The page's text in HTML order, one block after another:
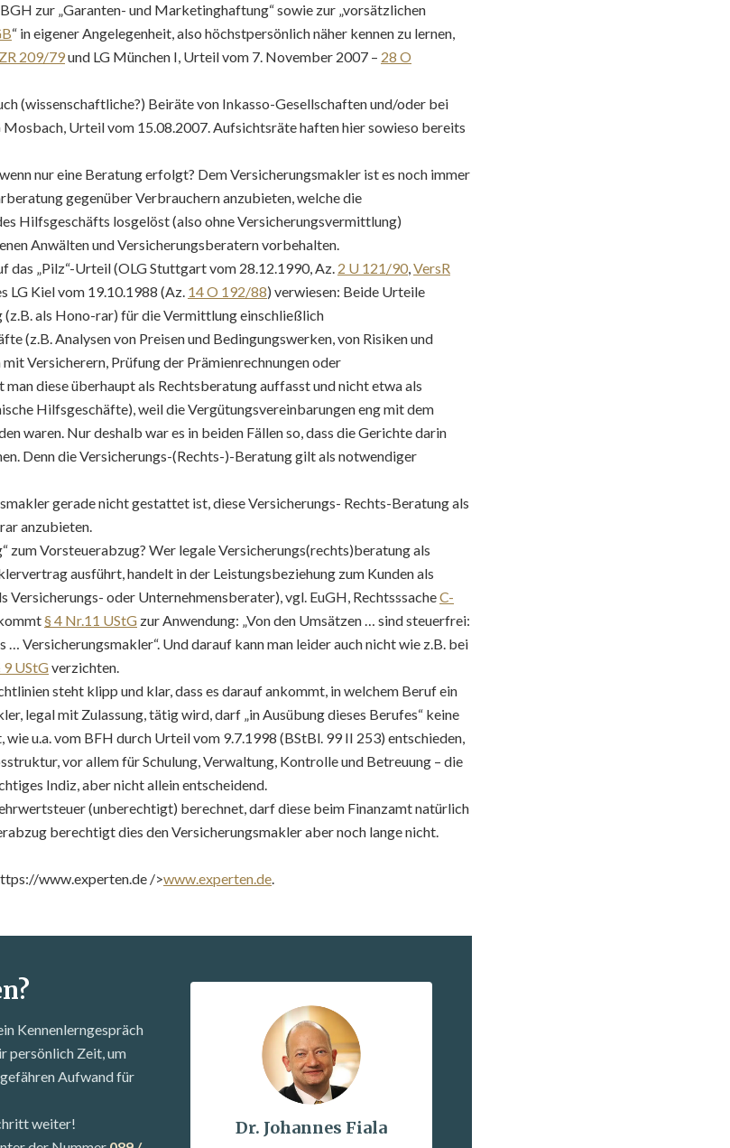
zur „Garanten- und Marketinghaftung“ sowie zur „vorsätzlichen
“ in eigener Angelegenheit, also höchstpersönlich näher kennen zu lernen,
209/79und LG München I, Urteil vom 7. November 2007 – 28 O
(wissenschaftliche?) Beiräte von Inkasso-Gesellschaften und/oder bei
Mosbach, Urteil vom 15.08.2007. Aufsichtsräte haften hier sowieso bereits
nur eine Beratung erfolgt? Dem Versicherungsmakler ist es noch immer
gegenüber Verbrauchern anzubieten, welche die
Hilfsgeschäfts losgelöst (also ohne Versicherungsvermittlung)
Anwälten und Versicherungsberatern vorbehalten.
das „Pilz“-Urteil (OLG Stuttgart vom 28.12.1990, Az. 2 U 121/90,VersR
LG Kiel vom 19.10.1988 (Az. 14 O 192/88) verwiesen: Beide Urteile
als Hono-rar) für die Vermittlung einschließlich
(z.B. Analysen von Preisen und Bedingungswerken, von Risiken und
Versicherern, Prüfung der Prämienrechnungen oder
diese überhaupt als Rechtsberatung auffasst und nicht etwa als
Hilfsgeschäfte), weil die Vergütungsvereinbarungen eng mit dem
waren. Nur deshalb war es in beiden Fällen so, dass die Gerichte darin
Denn die Versicherungs-(Rechts-)-Beratung gilt als notwendiger
gerade nicht gestattet ist, diese Versicherungs- Rechts-Beratung als
anzubieten.
zum Vorsteuerabzug? Wer legale Versicherungs(rechts)beratung als
ausführt, handelt in der Leistungsbeziehung zum Kunden als
Versicherungs- oder Unternehmensberater), vgl. EuGH, RechtsssacheC-
§ 4 Nr.11 UStG zur Anwendung: „Von den Umsätzen … sind steuerfrei:
Versicherungsmakler“. Und darauf kann man leider auch nicht wie z.B. bei
9 UStGverzichten.
steht klipp und klar, dass es darauf ankommt, in welchem Beruf ein
legal mit Zulassung, tätig wird, darf „in Ausübung dieses Berufes“ keine
u.a. vom BFH durch Urteil vom 9.7.1998 (BStBl. 99 II 253) entschieden,
vor allem für Schulung, Verwaltung, Kontrolle und Betreuung – die
Indiz, aber nicht allein entscheidend.
(unberechtigt) berechnet, darf diese beim Finanzamt natürlich
berechtigt dies den Versicherungsmakler aber noch lange nicht.
www.experten.de />www.experten.de.
Kennenlern­gespräch
persönlich Zeit, um
Aufwand für
weiter!
Dr. Johannes Fiala